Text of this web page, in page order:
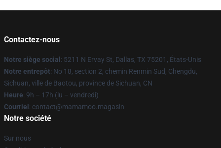
Contactez-nous
Notre siège social : 5211 N Ervay St, Dallas, TX 75201, États-Unis
Notre entrepôt: No 18, section 2, chemin Renmin Sud, Chengdu,
Sichuan, ville de Baotou, province de Sichuan, CN
Heure: 9h – 17h (lu – vendredi)
Courriel : contact@mamamoo.magasin
Notre société
Sur nous